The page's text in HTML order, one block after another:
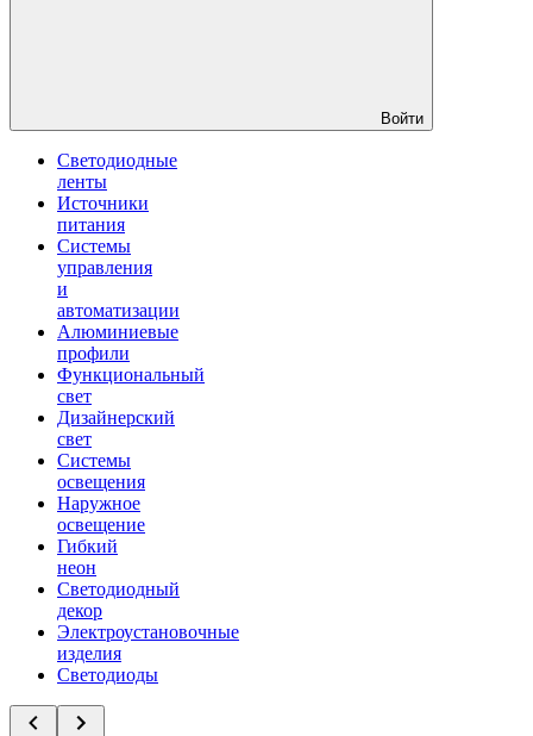
Войти
Светодиодные
ленты
Источники
питания
Системы
управления
и
автоматизации
Алюминиевые
профили
Функциональный
свет
Дизайнерский
свет
Системы
освещения
Наружное
освещение
Гибкий
неон
Светодиодный
декор
Электроустановочные
изделия
Светодиоды